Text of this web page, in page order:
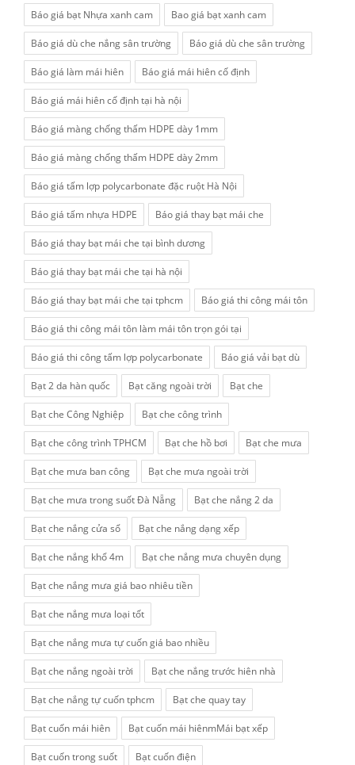
Báo giá bạt Nhựa xanh cam Bao giá bạt xanh cam
Báo giá dù che nắng sân trường Báo giá dù che sân trường
Báo giá làm mái hiên Báo giá mái hiên cố định
Báo giá mái hiên cố định tại hà nội
Báo giá màng chống thấm HDPE dày 1mm
Báo giá màng chống thấm HDPE dày 2mm
Báo giá tấm lợp polycarbonate đặc ruột Hà Nội
Báo giá tấm nhựa HDPE Báo giá thay bạt mái che
Báo giá thay bạt mái che tại bình dương
Báo giá thay bạt mái che tại hà nội
Báo giá thay bạt mái che tại tphcm Báo giá thi công mái tôn
Báo giá thi công mái tôn làm mái tôn trọn gói tại
Báo giá thi công tấm lợp polycarbonate Báo giá vải bạt dù
Bạt 2 da hàn quốc Bạt căng ngoài trời Bạt che
Bạt che Công Nghiệp Bạt che công trình
Bạt che công trình TPHCM Bạt che hồ bơi Bạt che mưa
Bạt che mưa ban công Bạt che mưa ngoài trời
Bạt che mưa trong suốt Đà Nẵng Bạt che nắng 2 da
Bạt che nắng cửa sổ Bạt che nắng dạng xếp
Bạt che nắng khổ 4m Bạt che nắng mưa chuyên dụng
Bạt che nắng mưa giá bao nhiêu tiền
Bạt che nắng mưa loại tốt
Bạt che nắng mưa tự cuốn giá bao nhiều
Bạt che nắng ngoài trời Bạt che nắng trước hiên nhà
Bạt che nắng tự cuốn tphcm Bạt che quay tay
Bạt cuốn mái hiên Bạt cuốn mái hiênmMái bạt xếp
Bạt cuốn trong suốt Bạt cuốn điện